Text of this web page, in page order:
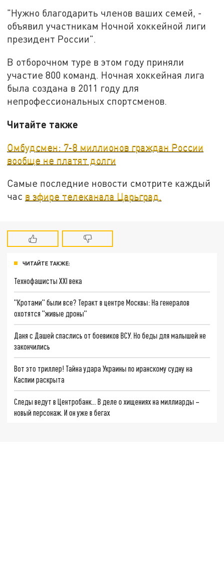
"Нужно благодарить членов ваших семей, -
объявил участникам Ночной хоккейной лиги
президент России".
В отборочном туре в этом году приняли
участие 800 команд. Ночная хоккейная лига
была создана в 2011 году для
непрофессиональных спортсменов.
Читайте также
Омбудсмен: 7-8 миллионов граждан России
вообще не платят долги
Самые последние новости смотрите каждый
час в эфире телеканала Царьград.
ЧИТАЙТЕ ТАКЖЕ:
Технофашисты XXI века
"Кротами" были все? Теракт в центре Москвы: На генералов
охотятся "живые дроны"
Даня с Дашей спаслись от боевиков ВСУ. Но беды для малышей не
закончились
Вот это триллер! Тайна удара Украины по иранскому судну на
Каспии раскрыта
Следы ведут в Центробанк… В деле о хищениях на миллиарды –
новый персонаж. И он уже в бегах